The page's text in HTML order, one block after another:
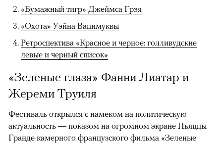
«Бумажный тигр» Джеймса Грэя
«Охота» Уэйна Вапимуквы
Ретроспектива «Красное и черное: голливудские
левые и черный список»
«Зеленые глаза» Фанни Лиатар и
Жереми Труиля
Фестиваль открылся с намеком на политическую
актуальность — показом на огромном экране Пьяццы
Гранде камерного французского фильма «Зеленые